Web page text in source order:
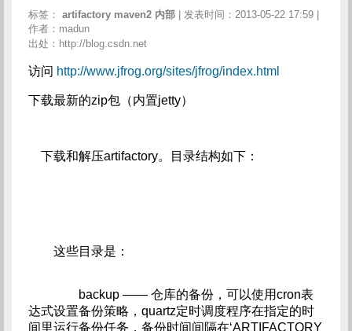
标签： artifactory maven2 内部
| 发表时间：2013-05-22 17:59 |
作者：madun
出处：http://blog.csdn.net
访问 http://www.jfrog.org/sites/jfrog/index.html
下载最新的zip包（内置jetty）
下载和解压artifactory。目录结构如下：
这些目录是：
backup —— 仓库的备份，可以使用cron表
达式设置备份策略，quartz定时调度程序在指定的时
间里运行备份任务，备份时间间隔在‘ARTIFACTORY